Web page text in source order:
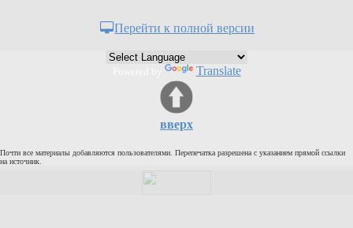
Видео архив
Перейти к полной версии
Translate
вверх
Почти все материалы добавляются пользователями. Перепечатка разрешена с указанием прямой ссылки
на источник.